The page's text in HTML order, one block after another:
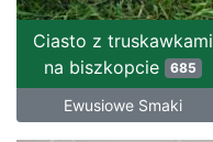
Ciasto z truskawkami
na biszkopcie 685
Ewusiowe Smaki